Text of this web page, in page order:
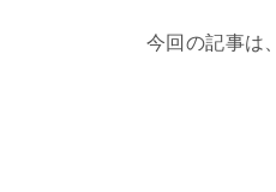
今回の記事は